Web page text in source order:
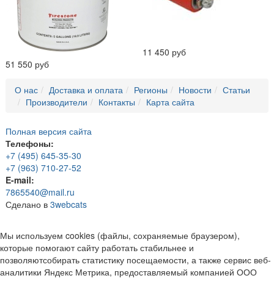
51 550 руб
11 450 руб
О нас Доставка и оплата Регионы Новости
Статьи
Производители
Контакты Карта сайта
Полная версия сайта
Телефоны:
+7 (495) 645-35-30
+7 (963) 710-27-52
E-mail:
7865540@mail.ru
Сделано в 3webcats
Мы используем cookies (файлы, сохраняемые браузером),
которые помогают сайту работать стабильнее и
позволяютсобирать статистику посещаемости, а также сервис веб-
аналитики Яндекс Метрика, предоставляемый компанией ООО